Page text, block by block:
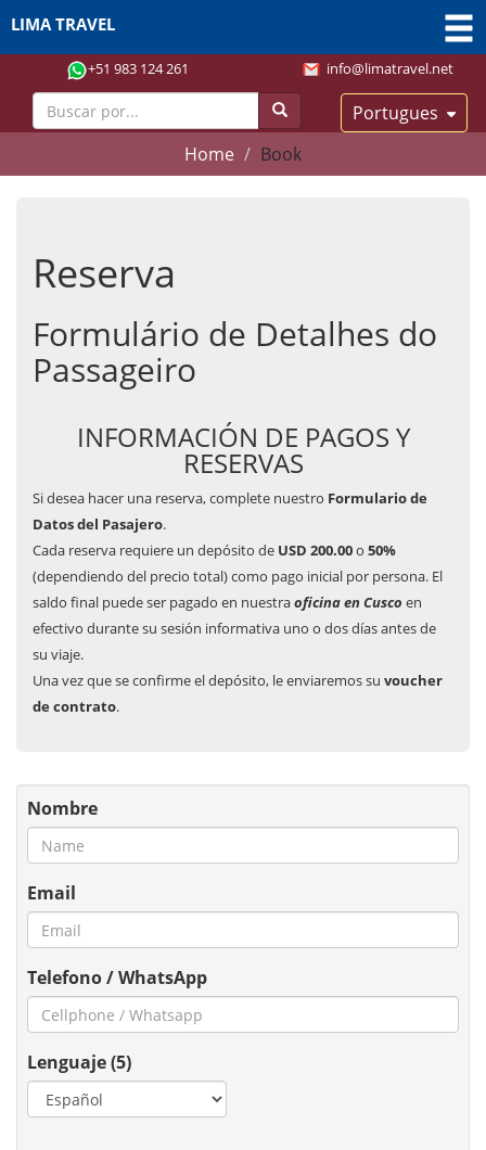
+51 983 124 261 info@limatravel.net
Portugues
LIMA TRAVEL
Home Book
Reserva
Formulário de Detalhes do
Passageiro
INFORMACIÓN DE PAGOS Y
RESERVAS
Si desea hacer una reserva, complete nuestro Formulario de
Datos del Pasajero.
Cada reserva requiere un depósito de USD 200.00o 50%
(dependiendo del precio total) como pago inicial por persona. El
saldo final puede ser pagado en nuestraoficina en Cusco en
efectivo durante su sesión informativa uno o dos días antes de
su viaje.
Una vez que se confirme el depósito, le enviaremos su voucher
de contrato.
Nombre
Email
Telefono / WhatsApp
Lenguaje (5)